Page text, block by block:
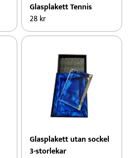
Glasplakett Tennis
28kr
Glasplakett utan sockel
3-storlekar